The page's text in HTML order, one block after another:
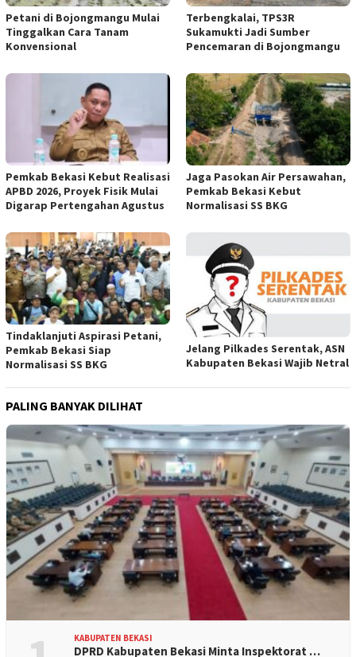
Petani di Bojongmangu Mulai
Tinggalkan Cara Tanam
Konvensional
Terbengkalai, TPS3R
Sukamukti Jadi Sumber
Pencemaran di Bojongmangu
Pemkab Bekasi Kebut Realisasi
APBD 2026, Proyek Fisik Mulai
Digarap Pertengahan Agustus
Jaga Pasokan Air Persawahan,
Pemkab Bekasi Kebut
Normalisasi SS BKG
Tindaklanjuti Aspirasi Petani,
Pemkab Bekasi Siap
Normalisasi SS BKG
Jelang Pilkades Serentak, ASN
Kabupaten Bekasi Wajib Netral
PALING BANYAK DILIHAT
KABUPATEN BEKASI
DPRD Kabupaten Bekasi Minta Inspektorat …